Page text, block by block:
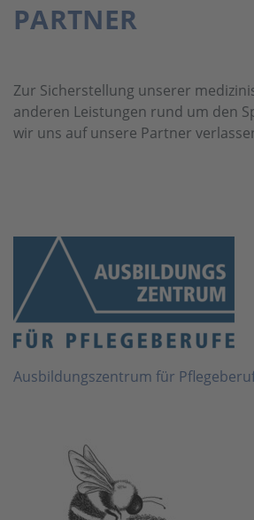
PARTNER
Zur Sicherstellung unserer
anderen Leistungen rund um den
wir uns auf unsere Partner
Ausbildungszentrum für